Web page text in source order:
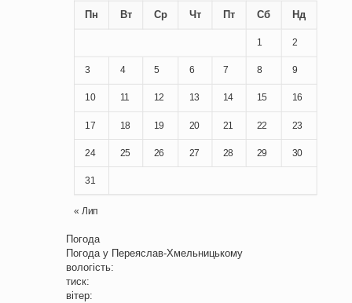
Пн Вт Ср Чт Пт Сб Нд
1 2
3 4 5 6 7 8 9
10 11 12 13 14 15 16
17 18 19 20 21 22 23
24 25 26 27 28 29 30
31
« Лип
Погода
Погода у Переяслав-Хмельницькому
вологість:
тиск:
вітер: